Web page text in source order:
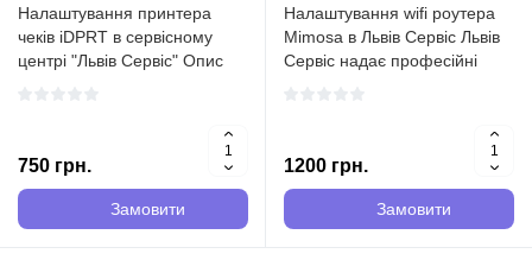
Налаштування принтера
чеків iDPRT в сервісному
центрі "Львів Сервіс" Опис
одна з послуг, яку з радістю
надаємо в нашому
сервісному центрі "Львів
Серв..
750 грн.
Замовити
Налаштування wifi роутера
Mimosa в Львів Сервіс Львів
Сервіс надає професійні
діагностику, змінюють паролі,
встановлюють і нала..
1200 грн.
Замовити